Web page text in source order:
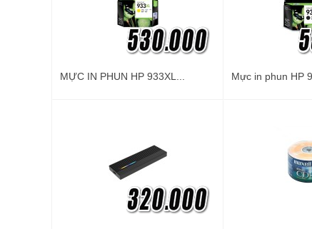
MỰC IN PHUN HP 933XL... Mực in phun HP